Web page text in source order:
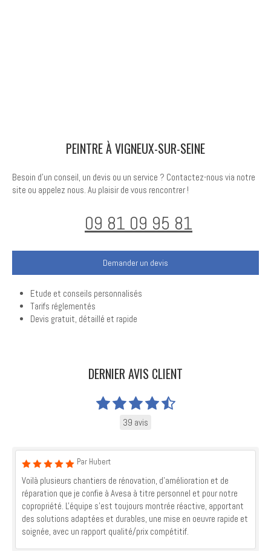
PEINTRE À VIGNEUX-SUR-SEINE
Besoin d'un conseil, un devis ou un service ? Contactez-nous via notre
site ou appelez nous. Au plaisir de vous rencontrer !
09 81 09 95 81
Demander un devis
Etude et conseils personnalisés
Tarifs réglementés
Devis gratuit, détaillé et rapide
DERNIER AVIS CLIENT
39 avis
Par Hubert
Voilà plusieurs chantiers de rénovation, d'amélioration et de
réparation que je confie à Avesa à titre personnel et pour notre
copropriété. L'équipe s'est toujours montrée réactive, apportant
des solutions adaptées et durables, une mise en oeuvre rapide et
soignée, avec un rapport qualité/prix compétitif.